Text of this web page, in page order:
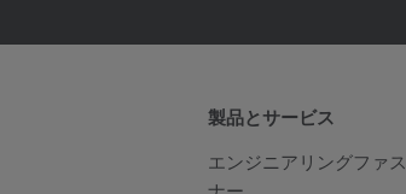
製品とサービス
エンジニアリングファス